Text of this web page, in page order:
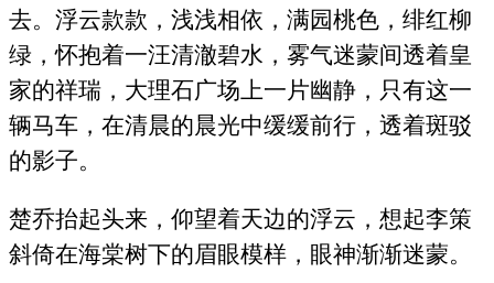
去。浮云款款，浅浅相依，满园桃色，绯红柳
绿，怀抱着一汪清澈碧水，雾气迷蒙间透着皇
家的祥瑞，大理石广场上一片幽静，只有这一
辆马车，在清晨的晨光中缓缓前行，透着斑驳
的影子。
楚乔抬起头来，仰望着天边的浮云，想起李策
斜倚在海棠树下的眉眼模样，眼神渐渐迷蒙。